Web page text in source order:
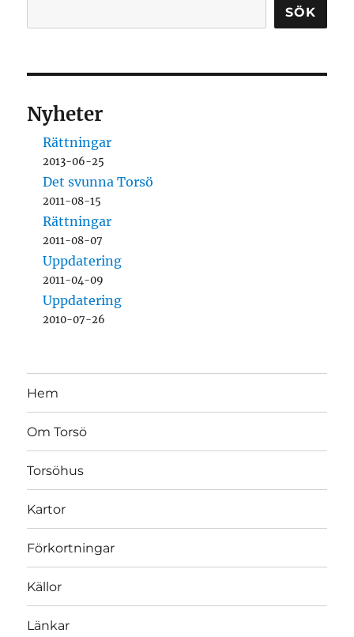
SÖK
Nyheter
Rättningar
2013-06-25
Det svunna Torsö
2011-08-15
Rättningar
2011-08-07
Uppdatering
2011-04-09
Uppdatering
2010-07-26
Hem
Om Torsö
Torsöhus
Kartor
Förkortningar
Källor
Länkar